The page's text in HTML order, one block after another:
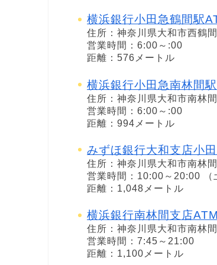
横浜銀行小田急鶴間駅
住所：神奈川県大和市西鶴
営業時間：6:00～:00
距離：576メートル
横浜銀行小田急南林間
住所：神奈川県大和市南林
営業時間：6:00～:00
距離：994メートル
みずほ銀行大和支店小
住所：神奈川県大和市南林
営業時間：10:00～20:00
距離：1,048メートル
横浜銀行南林間支店ATM
住所：神奈川県大和市南林
営業時間：7:45～21:00
距離：1,100メートル